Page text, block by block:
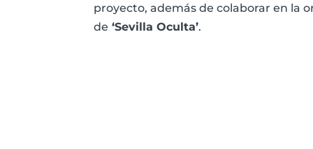
proyecto, además de colaborar en la
de ‘Sevilla Oculta’.